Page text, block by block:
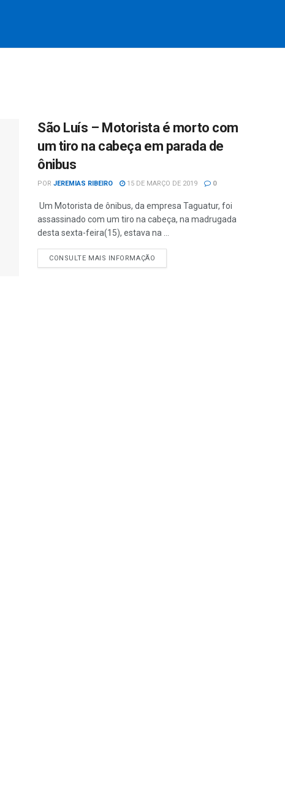
São Luís – Motorista é morto com
um tiro na cabeça em parada de
ônibus
POR JEREMIAS RIBEIRO 15 DE MARÇO DE 2019 0
Um Motorista de ônibus, da empresa Taguatur, foi
assassinado com um tiro na cabeça, na madrugada
desta sexta-feira(15), estava na ...
CONSULTE MAIS INFORMAÇÃO